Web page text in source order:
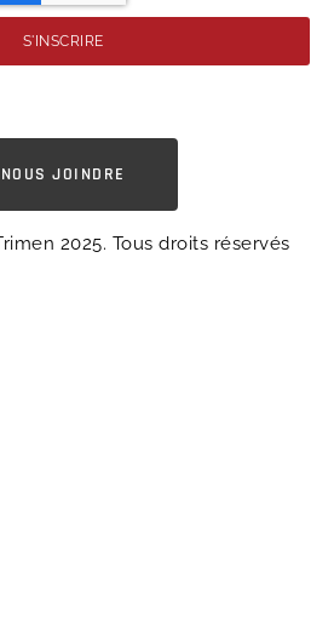
S'INSCRIRE
NOUS JOINDRE
2025. Tous droits réservés